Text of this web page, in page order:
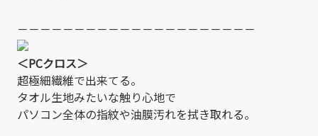
－－－－－－－－－－－－－－－－－－－－－
＜PCクロス＞
超極細繊維で出来てる。
タオル生地みたいな触り心地で
パソコン全体の指紋や油膜汚れを拭き取れる。